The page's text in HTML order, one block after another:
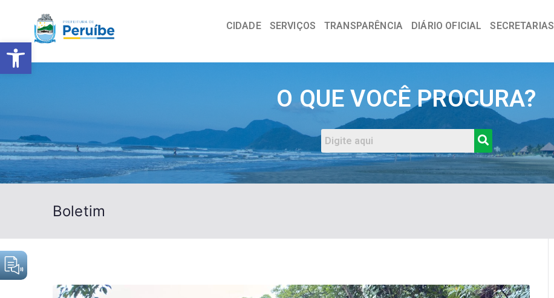
Barra de Ferramentas Aberta
CIDADE SERVIÇOS TRANSPARÊNCIA DIÁRIO OFICIAL SECRETARIAS
O QUE VOCÊ PROCURA?
Boletim